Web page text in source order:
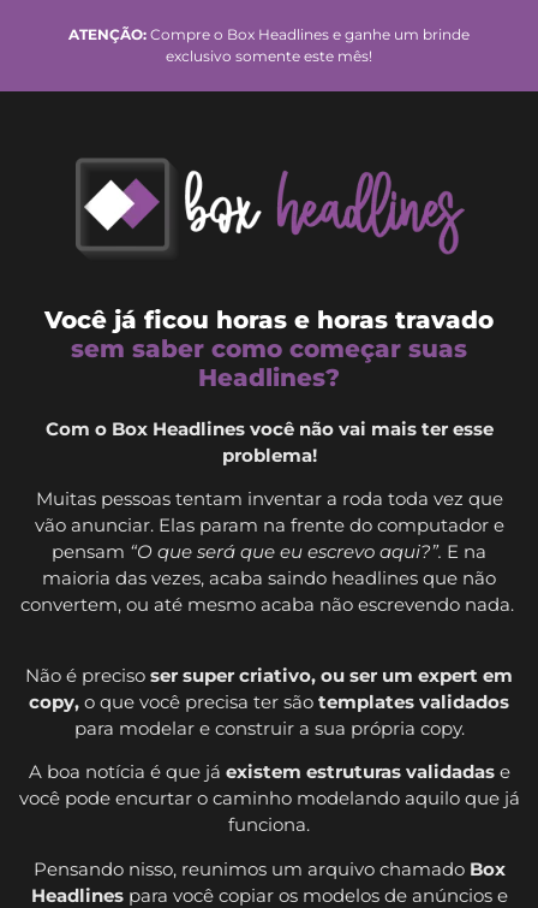
ATENÇÃO: Compre o Box Headlines e ganhe um brinde
exclusivo somente este mês!
Você já ficou horas e horas travado
sem saber como começar suas
Headlines?
Com o Box Headlines você não vai mais ter esse
problema!
Muitas pessoas tentam inventar a roda toda vez que
vão anunciar. Elas param na frente do computador e
pensam “O que será que eu escrevo aqui?”. E na
maioria das vezes, acaba saindo headlines que não
convertem, ou até mesmo acaba não escrevendo nada.
Não é preciso ser super criativo, ou ser um expert em
copy, o que você precisa ter são templates validados
para modelar e construir a sua própria copy.
A boa notícia é que já existem estruturas validadas e
você pode encurtar o caminho modelando aquilo que já
funciona.
Pensando nisso, reunimos um arquivo chamado Box
Headlinespara você copiar os modelos de anúncios e